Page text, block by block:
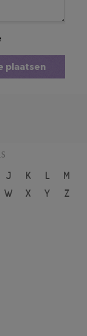
plaatsen
J K L
M
W X Y
Z